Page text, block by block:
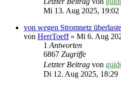
Mi 13. Aug 2025, 19:02
von wegen Stromnetz
von HerrToeff» Mi 6. Aug
1Antworten
6867 Zugriffe
Letzter Beitrag von
Di 12. Aug 2025, 18:29